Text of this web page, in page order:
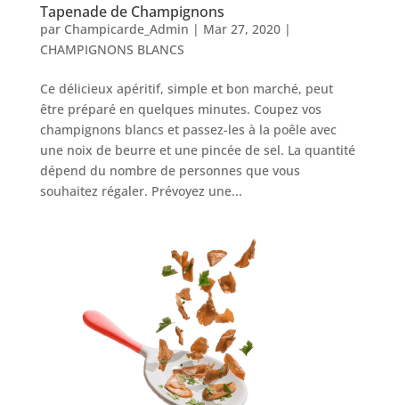
Tapenade de Champignons
par Champicarde_Admin | Mar 27, 2020|
CHAMPIGNONS BLANCS
Ce délicieux apéritif, simple et bon marché, peut
être préparé en quelques minutes. Coupez vos
champignons blancs et passez-les à la poêle avec
une noix de beurre et une pincée de sel. La quantité
dépend du nombre de personnes que vous
souhaitez régaler. Prévoyez une...